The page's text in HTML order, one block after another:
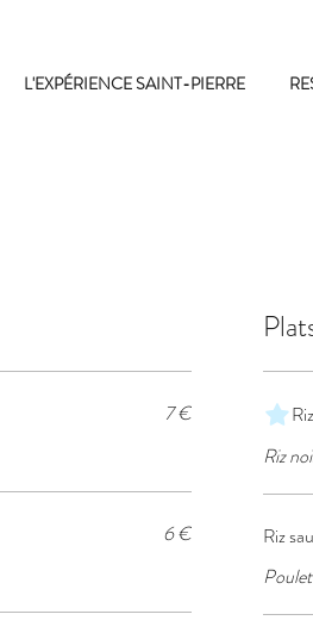
L'EXPÉRIENCE SAINT-PIERRE
7 €
6 €
Riz
Riz